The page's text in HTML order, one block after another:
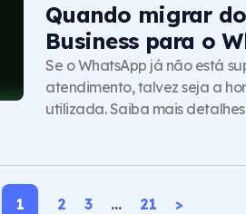
Quando migrar
Business para o
Se o WhatsApp já não está
atendimento, talvez seja a
utilizada. Saiba mais
1 2 3 … 21 >